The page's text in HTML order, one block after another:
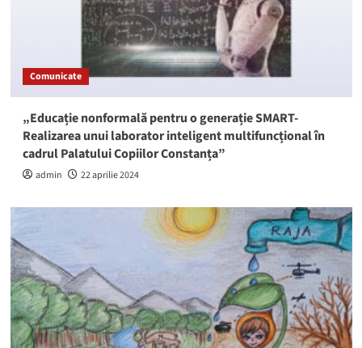
Comunicate
„Educație nonformală pentru o generație SMART-
Realizarea unui laborator inteligent multifuncțional în
cadrul Palatului Copiilor Constanța”
admin 22 aprilie 2024